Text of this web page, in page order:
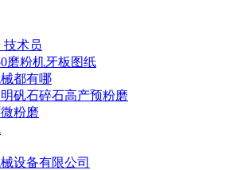
技术员
磨粉机牙板图纸
都有哪
矾石碎石高产预粉磨
粉磨
设备有限公司